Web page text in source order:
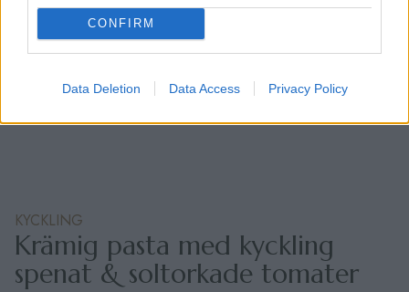
CONFIRM
Data Deletion Data Access Privacy Policy
KYCKLING
Krämig pasta med kyckling
spenat & soltorkade tomater